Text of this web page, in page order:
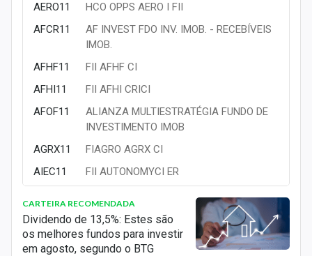
AXIA7
AXIA ENERGIAPNC NM
AZEV3
AZEVEDO ON
AZUL
AZUL53
AZUL
AZUL54
AZUL
AZUL97
AZUL UNT N2
AZUL98
AZUL UNT N2
AZUL99
AZUL UNT N2
AERO11
HCO OPPS AERO I FII
AFCR11
AF INVEST FDO INV. IMOB. - RECEBÍVEIS
IMOB.
AFHF11
FII AFHF CI
AFHI11
FII AFHI CRICI
AFOF11
ALIANZA MULTIESTRATÉGIA FUNDO DE
INVESTIMENTO IMOB
AGRX11
FIAGRO AGRX CI
AIEC11
FII AUTONOMYCI ER
ALMI11
FII TORRE ALCI ER
ALZC11
FII ALIANZACCI
CARTEIRA RECOMENDADA
Dividendo de 13,5%: Estes são
os melhores fundos para investir
em agosto, segundo o BTG